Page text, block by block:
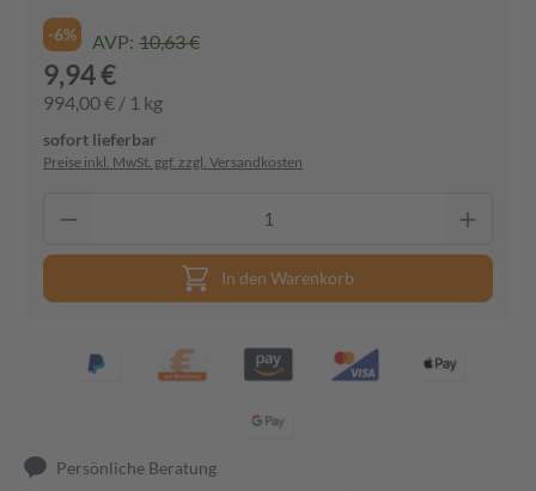
-6% AVP: 10,63 €
9,94 €
994,00 € / 1 kg
sofort lieferbar
Preise inkl. MwSt. ggf. zzgl. Versandkosten
In den Warenkorb
Persönliche Beratung